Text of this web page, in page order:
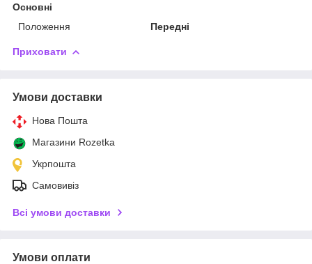
Основні
Положення
Передні
Приховати
Умови доставки
Нова Пошта
Магазини Rozetka
Укрпошта
Самовивіз
Всі умови доставки
Умови оплати